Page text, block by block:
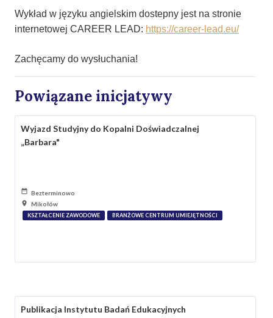
Wykład w języku angielskim dostepny jest na stronie
internetowej CAREER LEAD: https://career-lead.eu/
Zachęcamy do wysłuchania!
Powiązane inicjatywy
Wyjazd Studyjny do Kopalni Doświadczalnej
„Barbara"
Bezterminowo
Mikołów
KSZTAŁCENIE ZAWODOWE BRANŻOWE CENTRUM UMIEJĘTNOŚCI
Publikacja Instytutu Badań Edukacyjnych